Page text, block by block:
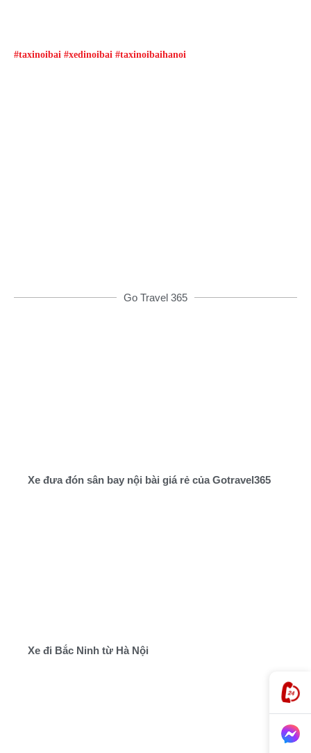
#taxinoibai #xedinoibai #taxinoibaihanoi
Go Travel 365
Xe đưa đón sân bay nội bài giá rẻ của Gotravel365
Xe đi Bắc Ninh từ Hà Nội